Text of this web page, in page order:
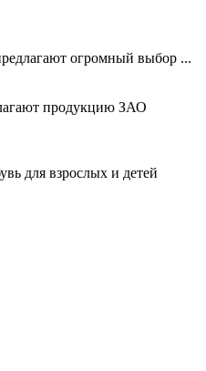
огромный выбор ...
продукцию ЗАО
для взрослых и детей